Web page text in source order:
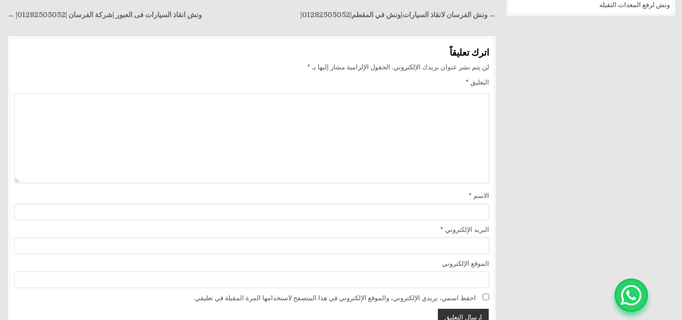
تصفّح ونش انقاذ السيارات فى العبور |شركة الفرسان |01282505052| → ← ونش الفرسان لانقاذ السيارات|ونش في المقطم|01282505052|
اترك تعليقاً
لن يتم نشر عنوان بريدك الإلكتروني. الحقول الإلزامية مشار إليها بـ *
التعليق *
الاسم *
البريد الإلكتروني *
الموقع الإلكتروني
احفظ اسمي، بريدي الإلكتروني، والموقع الإلكتروني في هذا المتصفح لاستخدامها المرة المقبلة في تعليقي.
ونش لرفع المعدات الثقيله